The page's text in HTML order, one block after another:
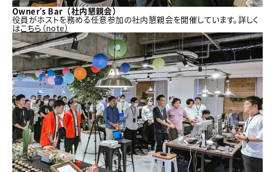
Owner's Bar（社内懇親会）
役員がホストを務める任意参加の社内懇親会を開催しています。詳しく
はこちら（note）